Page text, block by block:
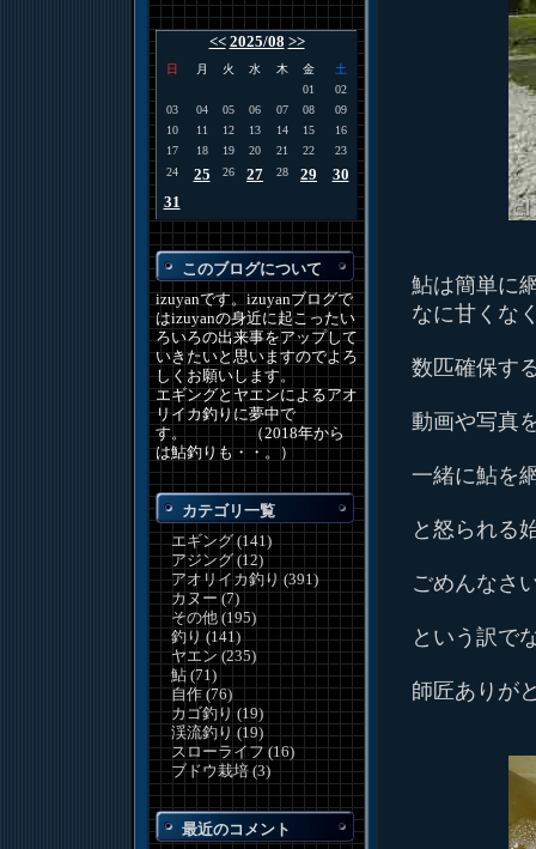
<< 2025/08 >>
日 月 火 水 木 金
土
01
02
03
04 05 06 07 08
09
10
11 12 13 14 15
16
17
18 19 20 21 22
23
24
25 26 27 28 29
30
31
このブログについて
izuyanです。izuyanブログで
はizuyanの身近に起こったい
ろいろの出来事をアップして
いきたいと思いますのでよろ
しくお願いします。
エギングとヤエンによるアオ
リイカ釣りに夢中で
す。 （2018年から
は鮎釣りも・・。）
カテゴリ一覧
エギング (141)
アジング (12)
アオリイカ釣り (391)
カヌー (7)
その他 (195)
釣り (141)
ヤエン (235)
鮎 (71)
自作 (76)
カゴ釣り (19)
渓流釣り (19)
スローライフ (16)
ブドウ栽培 (3)
最近のコメント
鮎は簡単に
なに甘くな
数匹確保す
動画や写真
一緒に鮎を
と怒られる
ごめんなさ
という訳で
師匠ありが